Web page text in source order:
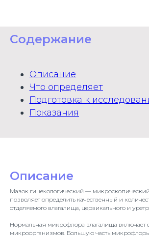
Содержание
Описание
Что определяет
Подготовка к
Показания
Описание
Мазок гинекологический —
позволяет определить качественный и
отделяемого влагалища, цервикального и
Нормальная микрофлора влагалища включает
микроорганизмов. Большую часть